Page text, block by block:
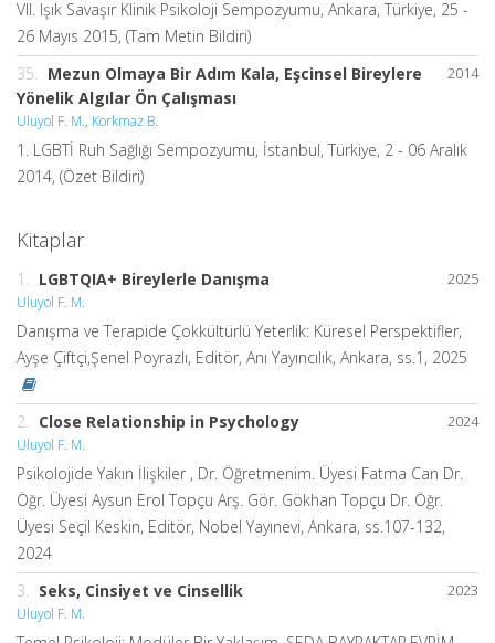
VII. Işık Savaşır Klinik Psikoloji Sempozyumu, Ankara, Türkiye, 25 -
26 Mayıs 2015, (Tam Metin Bildiri)
2014
35.
Mezun Olmaya Bir Adım Kala, Eşcinsel Bireylere
Yönelik Algılar Ön Çalışması
Uluyol F. M., Korkmaz B.
1. LGBTİ Ruh Sağlığı Sempozyumu, İstanbul, Türkiye, 2 - 06 Aralık
2014, (Özet Bildiri)
Kitaplar
2025
1. LGBTQIA+ Bireylerle Danışma
Uluyol F. M.
Danışma ve Terapide Çokkültürlü Yeterlik: Küresel Perspektifler,
Ayşe Çiftçi,Şenel Poyrazlı, Editör, Anı Yayıncılık, Ankara, ss.1, 2025
2024
2. Close Relationship in Psychology
Uluyol F. M.
Psikolojide Yakın İlişkiler , Dr. Öğretmenim. Üyesi Fatma Can Dr.
Öğr. Üyesi Aysun Erol Topçu Arş. Gör. Gökhan Topçu Dr. Öğr.
Üyesi Seçil Keskin, Editör, Nobel Yayınevi, Ankara, ss.107-132,
2024
2023
3. Seks, Cinsiyet ve Cinsellik
Uluyol F. M.